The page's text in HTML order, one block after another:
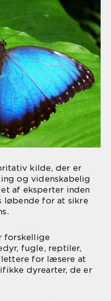
kilde, der er
og videnskabelig
af eksperter inden
for at sikre
forskellige
fugle, reptiler,
for læsere at
dyrearter, de er